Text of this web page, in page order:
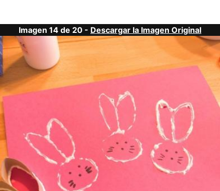
Imagen 14 de 20 - Descargar la Imagen Original